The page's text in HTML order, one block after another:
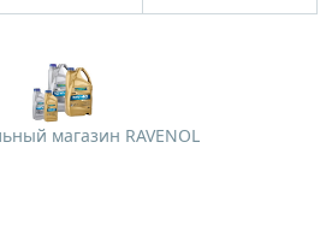
магазин RAVENOL